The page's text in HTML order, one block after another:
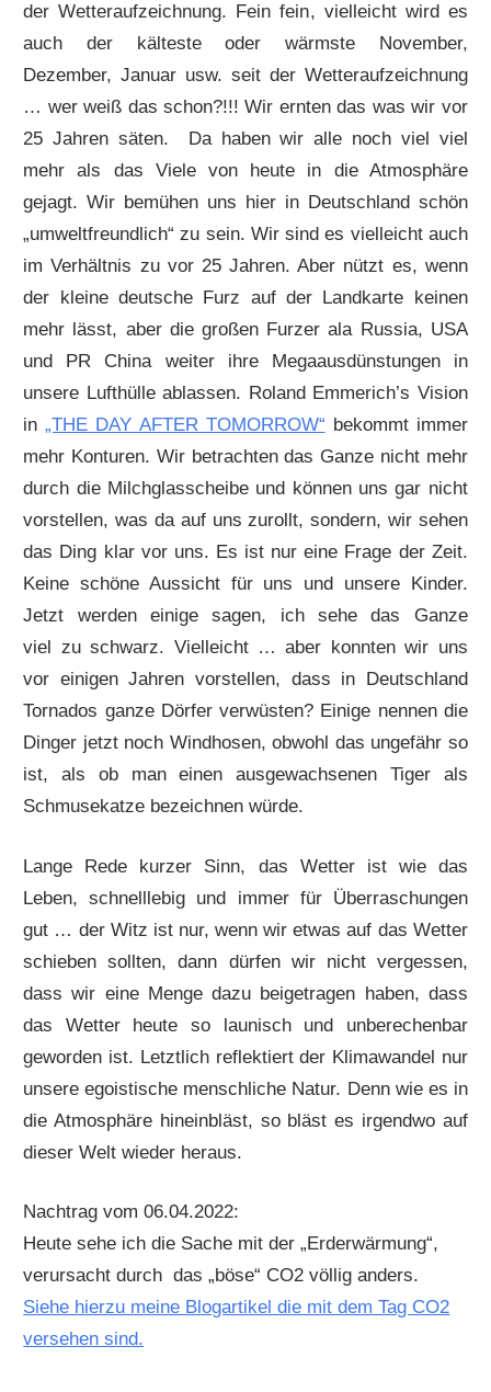
der Wetteraufzeichnung. Fein fein, vielleicht wird es
auch der kälteste oder wärmste November,
Dezember, Januar usw. seit der Wetteraufzeichnung
… wer weiß das schon?!!! Wir ernten das was wir vor
25 Jahren säten. Da haben wir alle noch viel viel
mehr als das Viele von heute in die Atmosphäre
gejagt. Wir bemühen uns hier in Deutschland schön
„umweltfreundlich“ zu sein. Wir sind es vielleicht auch
im Verhältnis zu vor 25 Jahren. Aber nützt es, wenn
der kleine deutsche Furz auf der Landkarte keinen
mehr lässt, aber die großen Furzer ala Russia, USA
und PR China weiter ihre Megaausdünstungen in
unsere Lufthülle ablassen. Roland Emmerich’s Vision
in„THE DAY AFTER TOMORROW“ bekommt immer
mehr Konturen. Wir betrachten das Ganze nicht mehr
durch die Milchglasscheibe und können uns gar nicht
vorstellen, was da auf uns zurollt, sondern, wir sehen
das Ding klar vor uns. Es ist nur eine Frage der Zeit.
Keine schöne Aussicht für uns und unsere Kinder.
Jetzt werden einige sagen, ich sehe das Ganze
viel zu schwarz. Vielleicht … aber konnten wir uns
vor einigen Jahren vorstellen, dass in Deutschland
Tornados ganze Dörfer verwüsten? Einige nennen die
Dinger jetzt noch Windhosen, obwohl das ungefähr so
ist, als ob man einen ausgewachsenen Tiger als
Schmusekatze bezeichnen würde.
Lange Rede kurzer Sinn, das Wetter ist wie das
Leben, schnelllebig und immer für Überraschungen
gut … der Witz ist nur, wenn wir etwas auf das Wetter
schieben sollten, dann dürfen wir nicht vergessen,
dass wir eine Menge dazu beigetragen haben, dass
das Wetter heute so launisch und unberechenbar
geworden ist. Letztlich reflektiert der Klimawandel nur
unsere egoistische menschliche Natur. Denn wie es in
die Atmosphäre hineinbläst, so bläst es irgendwo auf
dieser Welt wieder heraus.
Nachtrag vom 06.04.2022:
Heute sehe ich die Sache mit der „Erderwärmung“,
verursacht durch das „böse“ CO2 völlig anders.
Siehe hierzu meine Blogartikel die mit dem Tag CO2
versehen sind.